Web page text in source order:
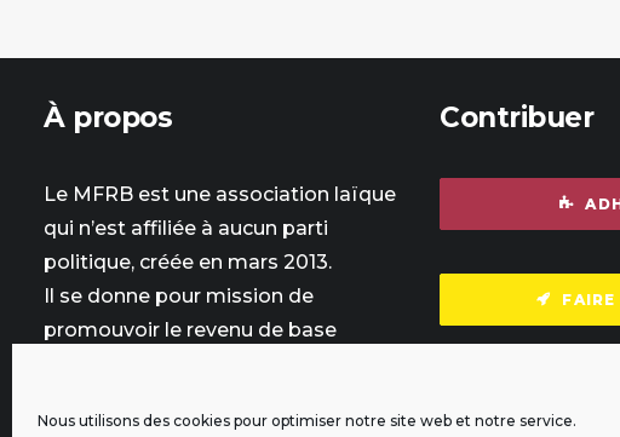
Nous utilisons des cookies pour optimiser notre site web et notre service.
À propos
Le MFRB est une association laïque
qui n’est affiliée à aucun parti
politique, créée en mars 2013.
Il se donne pour mission de
promouvoir le revenu de base
Contribuer